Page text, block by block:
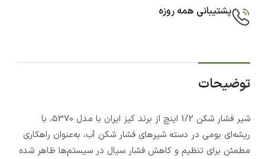
پشتیبانی همه روزه
توضیحات
شیر فشار شکن 1/2 اینچ از برند کیز ایران با مدل 5370، با
ریشه‌ای بومی در دسته شیرهای فشار شکن آب، به‌عنوان راهکاری
مطمئن برای تنظیم و کاهش فشار سیال در سیستم‌ها ظاهر شده